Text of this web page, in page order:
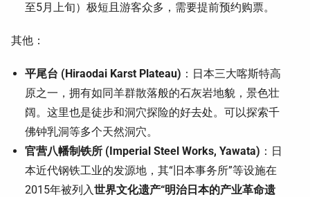
至5月上旬）极短且游客众多，需要提前预约购票。
其他：
平尾台 (Hiraodai Karst Plateau) ：日本三大喀斯特高
原之一，拥有如同羊群散落般的石灰岩地貌，景色壮
阔。这里也是徒步和洞穴探险的好去处。可以探索千
佛钟乳洞等多个天然洞穴。
官营八幡制铁所 (Imperial Steel Works, Yawata) ：日
本近代钢铁工业的发源地，其“旧本事务所”等设施在
2015年被列入世界文化遗产“明治日本的产业革命遗